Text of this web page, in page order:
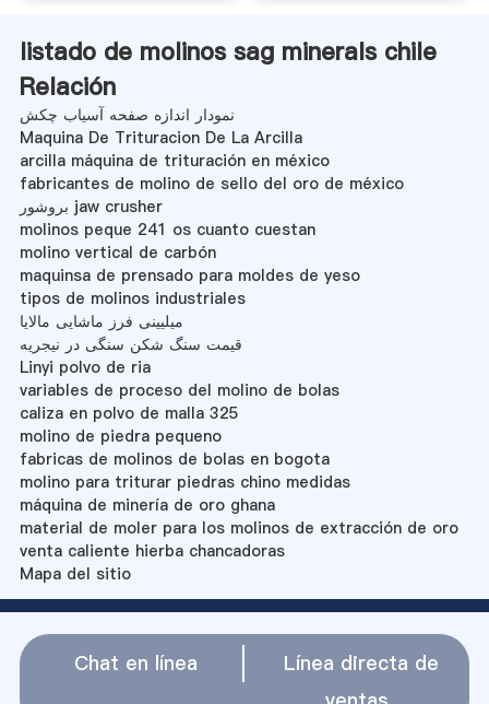
listado de molinos sag minerals chile
Relación
نمودار اندازه صفحه آسیاب چکش
Maquina De Trituracion De La Arcilla
arcilla máquina de trituración en méxico
fabricantes de molino de sello del oro de méxico
بروشور jaw crusher
molinos peque 241 os cuanto cuestan
molino vertical de carbón
maquinsa de prensado para moldes de yeso
tipos de molinos industriales
میلیینی فرز ماشایی مالایا
قیمت سنگ شکن سنگی در نیجریه
Linyi polvo de ria
variables de proceso del molino de bolas
caliza en polvo de malla 325
molino de piedra pequeno
fabricas de molinos de bolas en bogota
molino para triturar piedras chino medidas
máquina de minería de oro ghana
material de moler para los molinos de extracción de oro
venta caliente hierba chancadoras
Mapa del sitio
Chat en línea
Línea directa de